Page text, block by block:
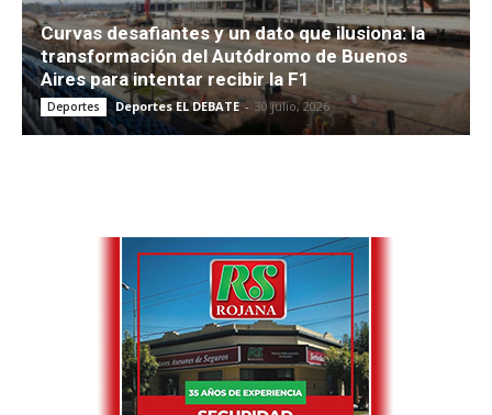
Curvas desafiantes y un dato que ilusiona: la
transformación del Autódromo de Buenos
Aires para intentar recibir la F1
Deportes Deportes EL DEBATE - 30 julio, 2026